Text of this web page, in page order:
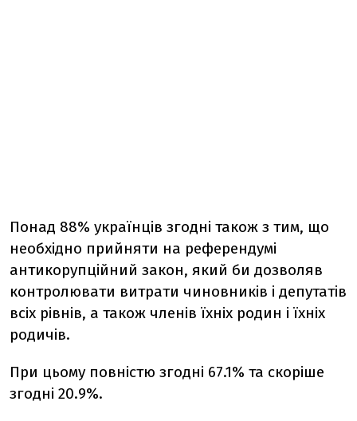
Понад 88% українців згодні також з тим, що
необхідно прийняти на референдумі
антикорупційний закон, який би дозволяв
контролювати витрати чиновників і депутатів
всіх рівнів, а також членів їхніх родин і їхніх
родичів.
При цьому повністю згодні 67.1% та скоріше
згодні 20.9%.